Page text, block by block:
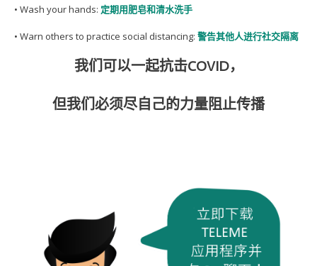
• Wash your hands: 定期用肥皂和清水洗手
• Warn others to practice social distancing: 警告其他人进行社交隔离
我们可以一起抗击COVID，
但我们必须尽自己的力量阻止传播